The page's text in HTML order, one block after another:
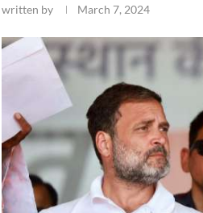
written by March 7, 2024